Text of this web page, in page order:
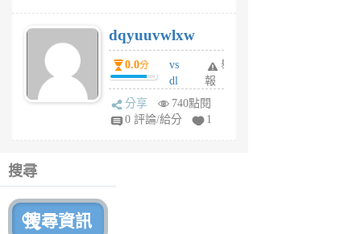
6
個
月
前
dqyuuvwlxw
0.0分
vs
dl
sq
fy
舉
報
分享
740點閱
0 評論/給分
1
搜尋